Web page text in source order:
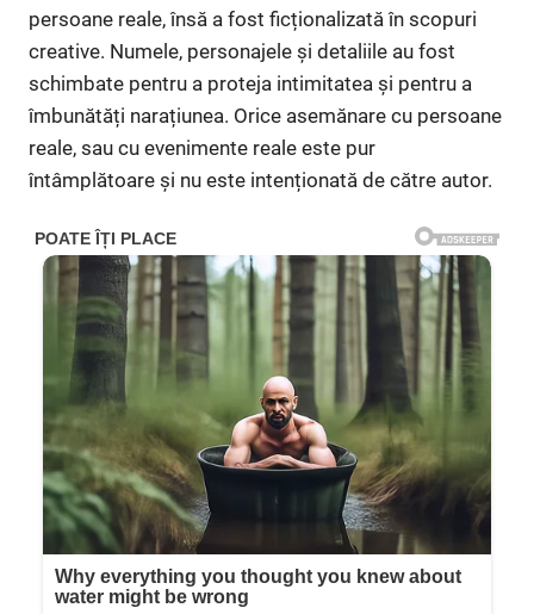
persoane reale, însă a fost ficționalizată în scopuri
creative. Numele, personajele și detaliile au fost
schimbate pentru a proteja intimitatea și pentru a
îmbunătăți narațiunea. Orice asemănare cu persoane
reale, sau cu evenimente reale este pur
întâmplătoare și nu este intenționată de către autor.